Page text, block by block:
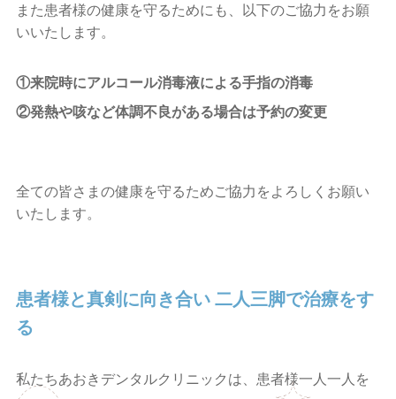
また患者様の健康を守るためにも、以下のご協力をお願
いいたします。
①来院時にアルコール消毒液による手指の消毒
②発熱や咳など体調不良がある場合は予約の変更
全ての皆さまの健康を守るためご協力をよろしくお願い
いたします。
患者様と真剣に向き合い二人三脚で治療をす
る
私たちあおきデンタルクリニックは、患者様一人一人を